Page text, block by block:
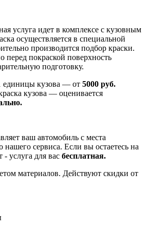
услуга идет в комплексе с кузовным
осуществляется в специальной
производится подбор краски.
перед покраской поверхность
подготовку.
единицы кузова — от 5000 руб.
кузова — оценивается
ваш автомобиль с места
нашего сервиса. Если вы остаетесь на
- услуга для вас бесплатная.
материалов. Действуют скидки от